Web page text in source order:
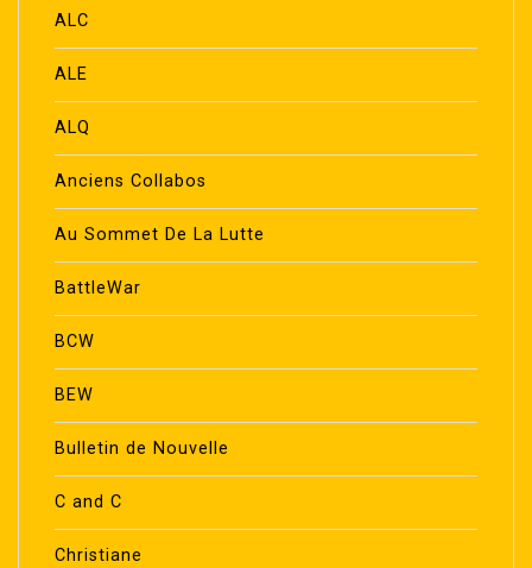
ALC
ALE
ALQ
Anciens Collabos
Au Sommet De La Lutte
BattleWar
BCW
BEW
Bulletin de Nouvelle
C and C
Christiane